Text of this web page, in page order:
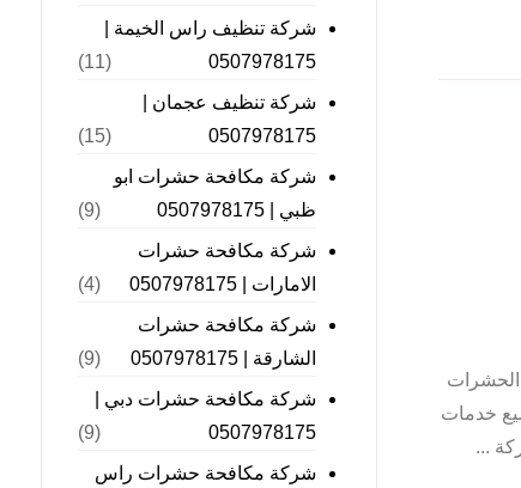
الحشرات
خدمات
...
شركة تنظيف راس الخيمة |
0507978175
(11)
شركة تنظيف عجمان |
0507978175
(15)
شركة مكافحة حشرات ابو
ظبي | 0507978175
(9)
شركة مكافحة حشرات
الامارات | 0507978175
(4)
شركة مكافحة حشرات
الشارقة | 0507978175
(9)
شركة مكافحة حشرات دبي |
0507978175
(9)
شركة مكافحة حشرات راس